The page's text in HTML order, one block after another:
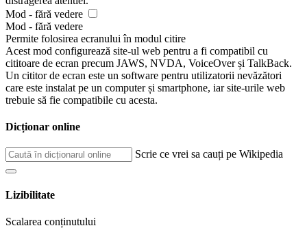
Mod - fără vedere
Mod - fără vedere
Permite folosirea ecranului în modul citire
Acest mod configurează site-ul web pentru a fi compatibil cu
cititoare de ecran precum JAWS, NVDA, VoiceOver și TalkBack.
Un cititor de ecran este un software pentru utilizatorii nevăzători
care este instalat pe un computer și smartphone, iar site-urile web
trebuie să fie compatibile cu acesta.
Dicționar online
Scrie ce vrei sa cauți pe Wikipedia
Lizibilitate
Scalarea conținutului